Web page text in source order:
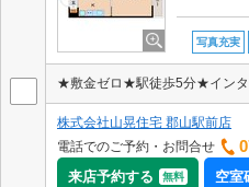
写真充実
株式会社山晃住宅 郡山駅前店
電話でのご予約・お問合せ
来店予約する 無料 空室